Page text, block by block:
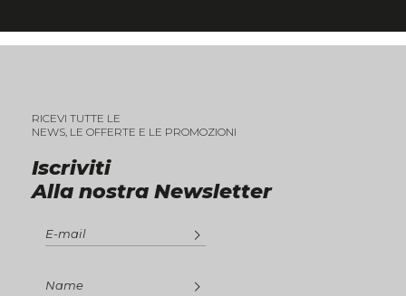
Iscriviti
Alla nostra Newsletter
RICEVI TUTTE LE
NEWS, LE OFFERTE E LE PROMOZIONI